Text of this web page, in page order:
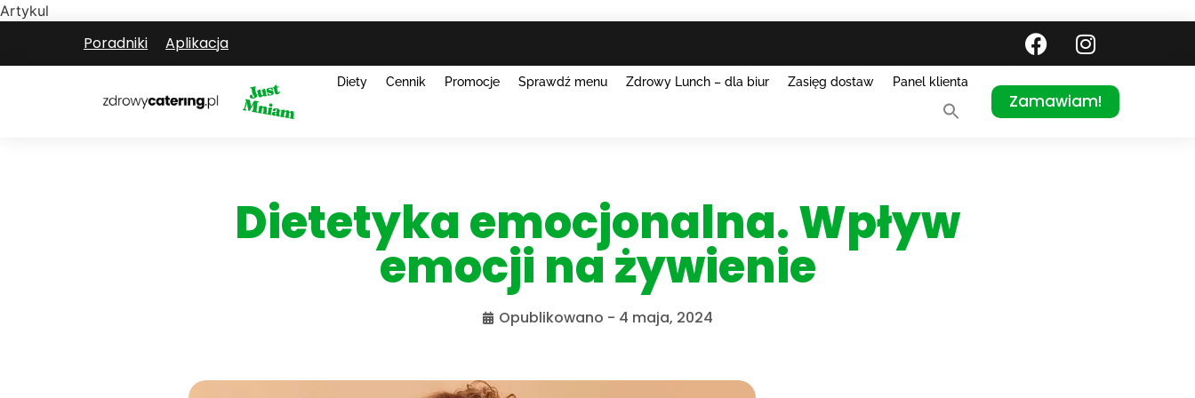
Artykul
Poradniki Aplikacja
Diety Cennik Promocje Sprawdź menu Zdrowy Lunch – dla biur Zasięg dostaw Panel klienta
Zamawiam!
Dietetyka emocjonalna. Wpływ
emocji na żywienie
Opublikowano - 4 maja, 2024